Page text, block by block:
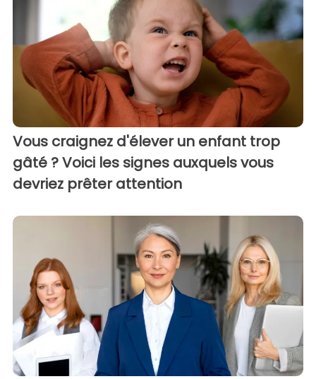
Vous craignez d'élever un enfant trop
gâté ? Voici les signes auxquels vous
devriez prêter attention